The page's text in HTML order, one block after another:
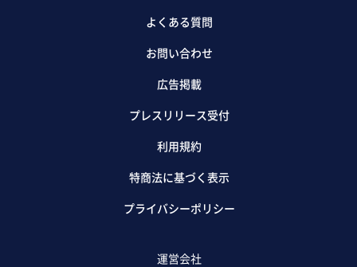
よくある質問
お問い合わせ
広告掲載
プレスリリース受付
利用規約
特商法に基づく表示
プライバシーポリシー
運営会社